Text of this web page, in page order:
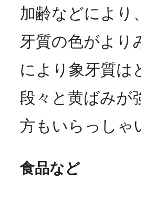
加齢などにより
牙質の色がより
により象牙質は
段々と黄ばみが
方もいらっしゃ
食品など